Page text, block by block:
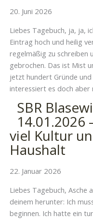
20. Juni 2026
Liebes Tagebuch, ja, ja,
Eintrag hoch und heilig
regelmäßig zu schreiben
gebrochen. Das ist Mist
jetzt hundert Gründe und
interessiert es doch aber
SBR
14.01.2026
viel Kultur
Haushalt
22. Januar 2026
Liebes Tagebuch, Asche
deinem herunter: Ich
beginnen. Ich hatte ein